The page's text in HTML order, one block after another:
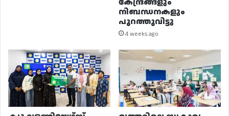
നിബന്ധനകളും
പുറത്തുവിട്ടു
4 weeks ago